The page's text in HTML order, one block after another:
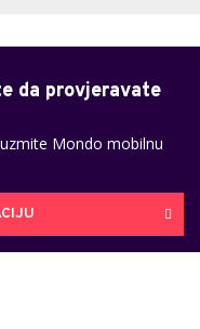
da provjeravate
Mondo mobilnu